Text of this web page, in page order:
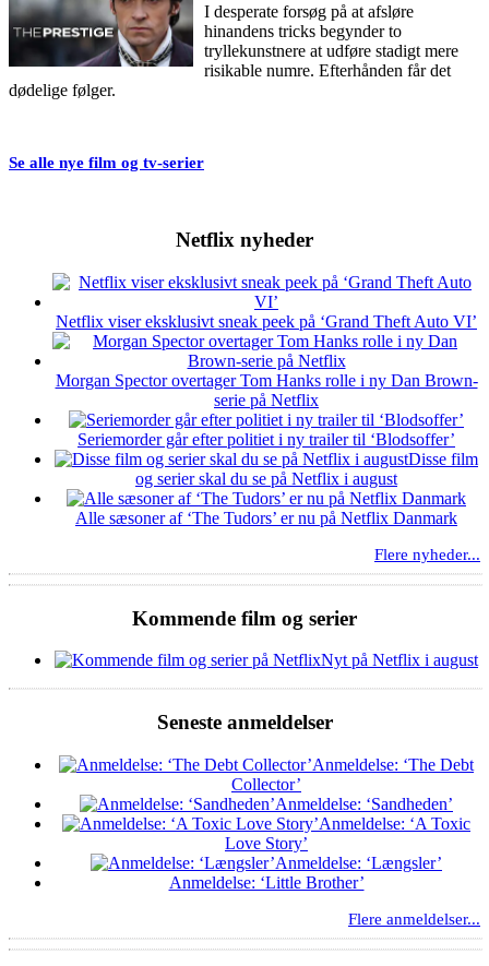
I desperate forsøg på at afsløre
hinandens tricks begynder to
tryllekunstnere at udføre stadigt mere
risikable numre. Efterhånden får det
dødelige følger.
Se alle nye film og tv-serier
Netflix nyheder
Netflix viser eksklusivt sneak peek på ‘Grand Theft Auto VI’
Morgan Spector overtager Tom Hanks rolle i ny Dan Brown-
serie på Netflix
Seriemorder går efter politiet i ny trailer til ‘Blodsoffer’
Disse film
og serier skal du se på Netflix i august
Alle sæsoner af ‘The Tudors’ er nu på Netflix Danmark
Flere nyheder...
Kommende film og serier
Nyt på Netflix i august
Seneste anmeldelser
Anmeldelse: ‘The Debt
Collector’
Anmeldelse: ‘Sandheden’
Anmeldelse: ‘A Toxic
Love Story’
Anmeldelse: ‘Længsler’
Anmeldelse: ‘Little Brother’
Flere anmeldelser...